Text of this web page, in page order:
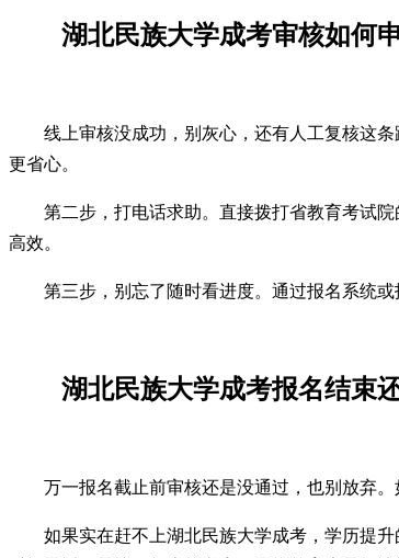
湖北民族大学成考审核如何
线上审核没成功，别灰心，还有人工复核这
更省心。
第二步，打电话求助。直接拨打省教育考试
高效。
第三步，别忘了随时看进度。通过报名系统
湖北民族大学成考报名结束
万一报名截止前审核还是没通过，也别放弃
如果实在赶不上湖北民族大学成考，学历提